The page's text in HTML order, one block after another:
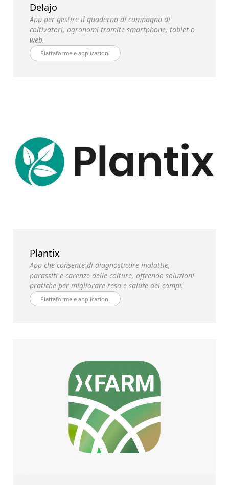
Delajo
App per gestire il quaderno di campagna di
coltivatori, agronomi tramite smartphone, tablet o
web.
Piattaforme e applicazioni
Plantix
App che consente di diagnosticare malattie,
parassiti e carenze delle colture, offrendo soluzioni
pratiche per migliorare resa e salute dei campi.
Piattaforme e applicazioni